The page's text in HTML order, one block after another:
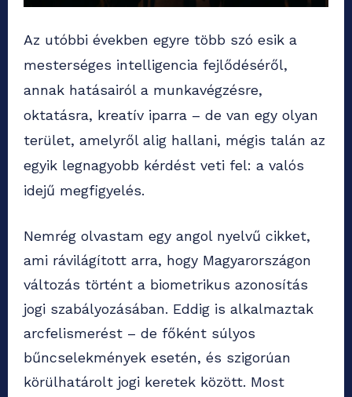
Az utóbbi években egyre több szó esik a
mesterséges intelligencia fejlődéséről,
annak hatásairól a munkavégzésre,
oktatásra, kreatív iparra – de van egy olyan
terület, amelyről alig hallani, mégis talán az
egyik legnagyobb kérdést veti fel: a valós
idejű megfigyelés.
Nemrég olvastam egy angol nyelvű cikket,
ami rávilágított arra, hogy Magyarországon
változás történt a biometrikus azonosítás
jogi szabályozásában. Eddig is alkalmaztak
arcfelismerést – de főként súlyos
bűncselekmények esetén, és szigorúan
körülhatárolt jogi keretek között. Most